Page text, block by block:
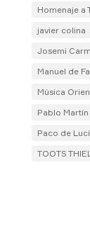
Homenaje a
javier colina
Josemi
Manuel de
Música
Pablo
Paco de
TOOTS